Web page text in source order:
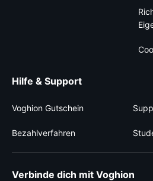
Hilfe & Support
Voghion Gutschein
Bezahlverfahren
Verbinde dich mit Voghion